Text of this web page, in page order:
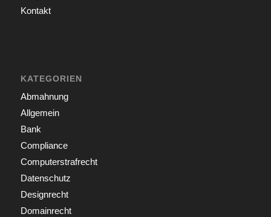
Kontakt
KATEGORIEN
Abmahnung
Allgemein
Bank
Compliance
Computerstrafrecht
Datenschutz
Designrecht
Domainrecht